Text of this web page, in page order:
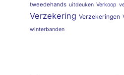
tweedehands uitdeuken Verkoop
Verzekering Verzekeringen
winterbanden